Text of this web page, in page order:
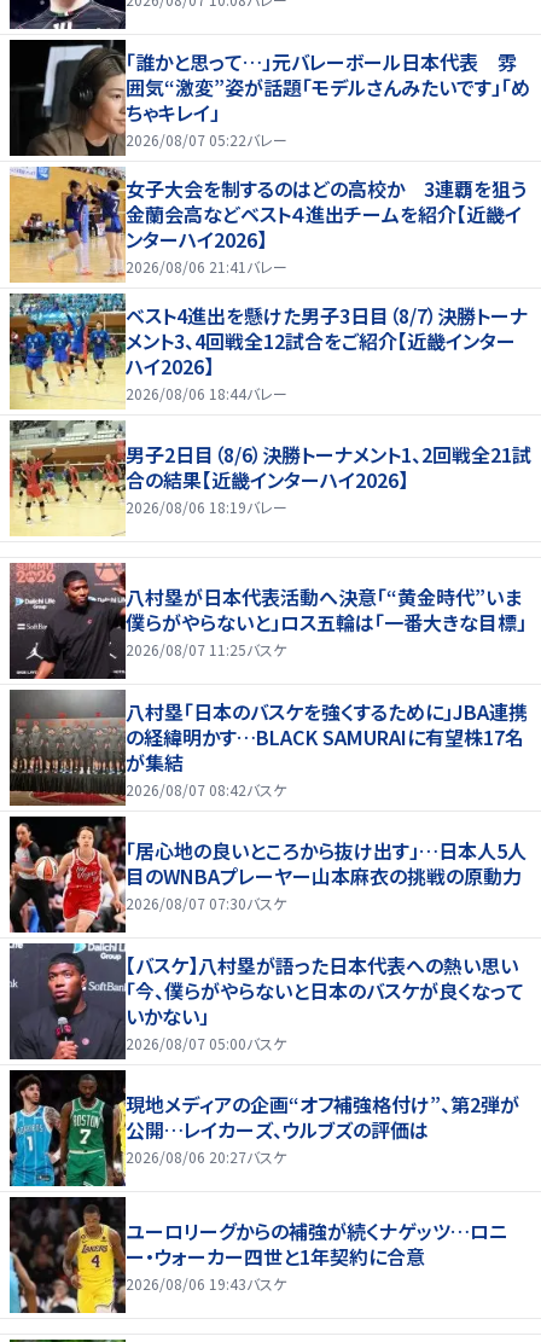
「誰かと思って…」元バレーボール日本代表 雰
囲気“激変”姿が話題「モデルさんみたいです」「め
ちゃキレイ」
2026/08/07 05:22バレー
女子大会を制するのはどの高校か 3連覇を狙う
金蘭会高などベスト４進出チームを紹介【近畿イ
ンターハイ2026】
2026/08/06 21:41 バレー
ベスト4進出を懸けた男子3日目（8/7）決勝トーナ
メント3、4回戦全12試合をご紹介【近畿インター
ハイ2026】
2026/08/06 18:44バレー
男子2日目（8/6）決勝トーナメント1、2回戦全21試
合の結果【近畿インターハイ2026】
2026/08/06 18:19バレー
八村塁が日本代表活動へ決意「“黄金時代”いま
僕らがやらないと」ロス五輪は「一番大きな目標」
2026/08/07 11:25バスケ
八村塁「日本のバスケを強くするために」JBA連携
の経緯明かす…BLACK SAMURAIに有望株17名
が集結
2026/08/07 08:42バスケ
「居心地の良いところから抜け出す」…日本人5人
目のWNBAプレーヤー山本麻衣の挑戦の原動力
2026/08/07 07:30バスケ
【バスケ】八村塁が語った日本代表への熱い思い
「今、僕らがやらないと日本のバスケが良くなって
いかない」
2026/08/07 05:00バスケ
現地メディアの企画“オフ補強格付け”、第2弾が
公開…レイカーズ、ウルブズの評価は
2026/08/06 20:27バスケ
ユーロリーグからの補強が続くナゲッツ…ロニ
ー・ウォーカー四世と1年契約に合意
2026/08/06 19:43バスケ